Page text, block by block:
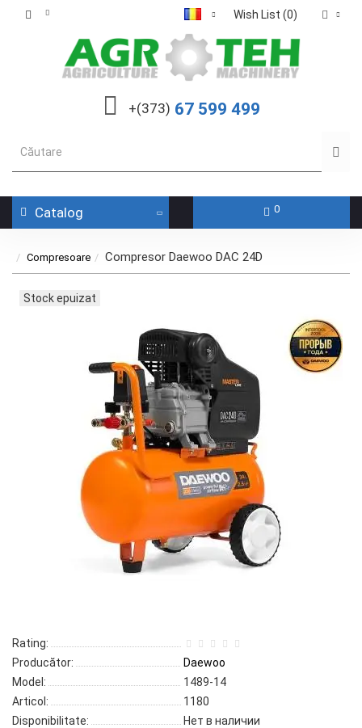
Wish List (0)
+(373) 67 599 499
Catalog 0
Compresoare Compresor Daewoo DAC 24D
Stock epuizat
Rating:
Producător:
Daewoo
Model:
1489-14
Articol:
1180
Disponibilitate:
Нет в наличии